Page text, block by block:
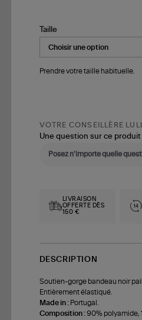
Doré
Taille
Prendre votre taille habituelle.
VOTRE CONSEILLÈRE
Une question sur ce produit
LIVRAISON
OFFERTE DÈS
150 €
DESCRIPTION
Soutien-gorge bandeau noir
Entièrement élastiqué.
Made in : Portugal.
Composition : 90% polyamide,